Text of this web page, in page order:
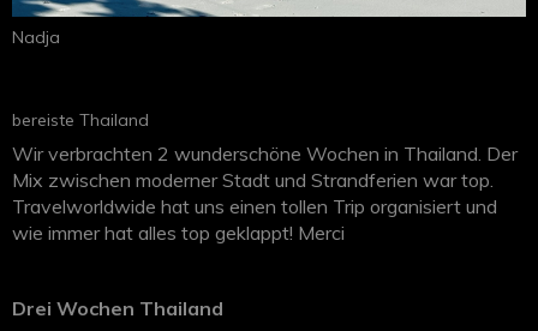
Nadja
bereiste Thailand
Wir verbrachten 2 wunderschöne Wochen in Thailand. Der
Mix zwischen moderner Stadt und Strandferien war top.
Travelworldwide hat uns einen tollen Trip organisiert und
wie immer hat alles top geklappt! Merci
Drei Wochen Thailand